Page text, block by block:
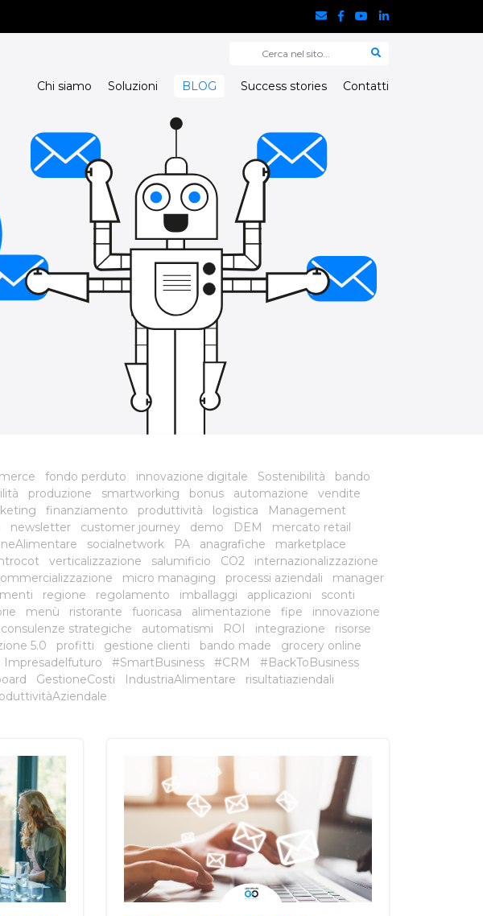
Chi siamo Soluzioni BLOG Success stories Contatti
fondo perduto innovazione digitale Sostenibilità
bando
produzione smartworking bonus automazione
vendite
finanziamento produttività logistica
Management
newsletter customer journey demo DEM
mercato retail
socialnetwork PA anagrafiche
marketplace
verticalizzazione salumificio CO2
internazionalizzazione
micro managing processi aziendali
manager
regione regolamento imballaggi applicazioni
sconti
menù ristorante fuoricasa alimentazione fipe
innovazione
consulenze strategiche automatismi ROI integrazione
risorse
5.0 profitti gestione clienti bando made
grocery online
Impresadelfuturo #SmartBusiness #CRM
#BackToBusiness
GestioneCosti IndustriaAlimentare
risultatiaziendali